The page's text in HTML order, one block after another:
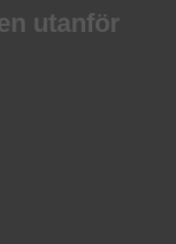
utanför